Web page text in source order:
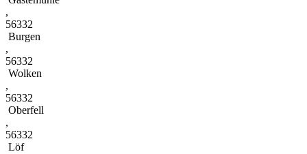
,
56332
Burgen
,
56332
Wolken
,
56332
Oberfell
,
56332
Löf